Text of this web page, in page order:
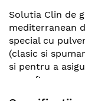
Solutia Clin de
mediterranean
special cu
(clasic si
si pentru a
suprafta.